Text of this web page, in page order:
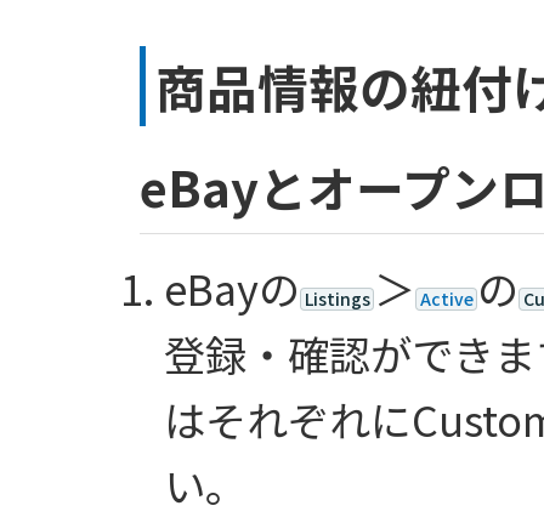
商品情報の紐付
eBayとオープン
eBayの Listings ＞ Active の
登録・確認ができ
はそれぞれに
い。